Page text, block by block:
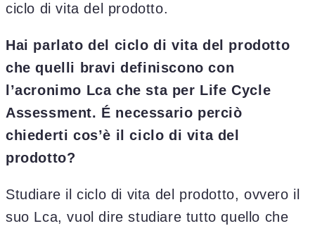
ciclo di vita del prodotto.
Hai parlato del ciclo di vita del prodotto
che quelli bravi definiscono con
l’acronimo Lca che sta per Life Cycle
Assessment. É necessario perciò
chiederti cos’è il ciclo di vita del
prodotto?
Studiare il ciclo di vita del prodotto, ovvero il
suo Lca, vuol dire studiare tutto quello che